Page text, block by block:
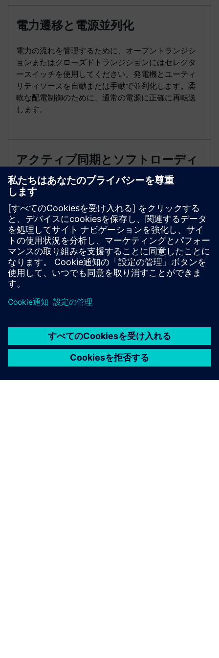
電力遷移と電源並列化
電力の流れを管理するために、オープントランジシ
ョンまたはクローズドトランジションにはセレクタ
ースイッチを使用してください。発電機とユーティ
リティソースを自動または手動で並列化します。柔
軟な配電制御のために、通常の電源に正確に再転送
します。
アクティブ同期とソフトローディ
ング
ステムの信頼性と連続運転のために冗長PLC制御を使
用するか、負荷変化時の妨害を最小限に抑えるため
にソフトローディング電力転送を使用してくださ
い。